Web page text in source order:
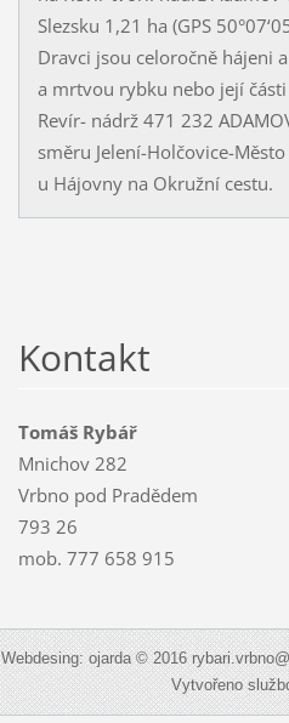
Slezsku 1,21 ha (GPS
Dravci jsou celoročně hájeni
a mrtvou rybku nebo její
Revír- nádrž 471 232
směru Jelení-Holčovice-
u Hájovny na Okružní cestu.
Kontakt
Tomáš Rybář
Mnichov 282
Vrbno pod Pradědem
793 26
mob. 777 658 915
Webdesing: ojarda © 2016
Vytvořeno